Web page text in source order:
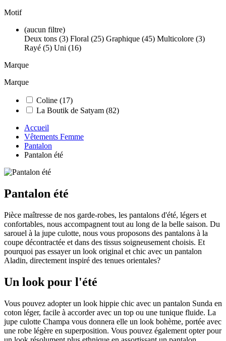
Motif
(aucun filtre)
Deux tons (3) Floral (25) Graphique (45) Multicolore (3)
Rayé (5) Uni (16)
Marque
Marque
Coline (17)
La Boutik de Satyam (82)
Accueil
Vêtements Femme
Pantalon
Pantalon été
Pantalon été
Pièce maîtresse de nos garde-robes, les pantalons d'été, légers et
confortables, nous accompagnent tout au long de la belle saison. Du
sarouel à la jupe culotte, nous vous proposons des pantalons à la
coupe décontractée et dans des tissus soigneusement choisis. Et
pourquoi pas essayer un look original et chic avec un pantalon
Aladin, directement inspiré des tenues orientales?
Un look pour l'été
Vous pouvez adopter un look hippie chic avec un pantalon Sunda en
coton léger, facile à accorder avec un top ou une tunique fluide. La
jupe culotte Champa vous donnera elle un look bohème, portée avec
une robe légère en superposition. Vous pouvez également opter pour